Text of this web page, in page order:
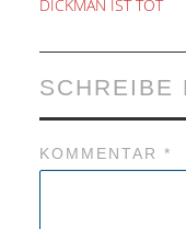
DICKMAN IST TOT
SCHREIBE
KOMMENTAR *